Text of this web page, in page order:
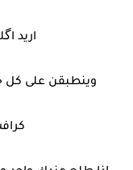
اريد
وينطبقن على